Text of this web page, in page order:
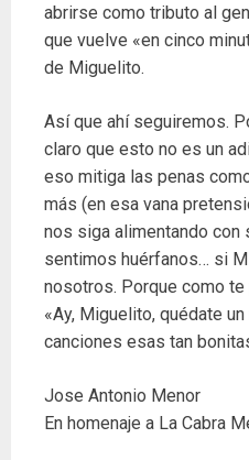
abrirse como tributo al
que vuelve «en cinco
de Miguelito.
Así que ahí seguiremos.
claro que esto no es un
eso mitiga las penas
más (en esa vana
nos siga alimentando con
sentimos huérfanos… si
nosotros. Porque como
«Ay, Miguelito, quédate
canciones esas tan
Jose Antonio Menor
En homenaje a La Cabra